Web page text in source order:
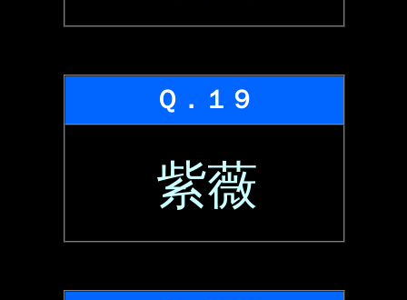
Ｑ．１９
紫薇